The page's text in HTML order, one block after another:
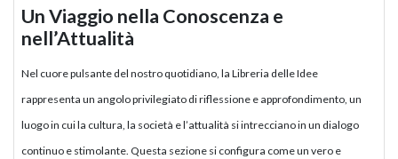
Un Viaggio nella Conoscenza e
nell’Attualità
Nel cuore pulsante del nostro quotidiano, la Libreria delle Idee
rappresenta un angolo privilegiato di riflessione e approfondimento, un
luogo in cui la cultura, la società e l’attualità si intrecciano in un dialogo
continuo e stimolante. Questa sezione si configura come un vero e